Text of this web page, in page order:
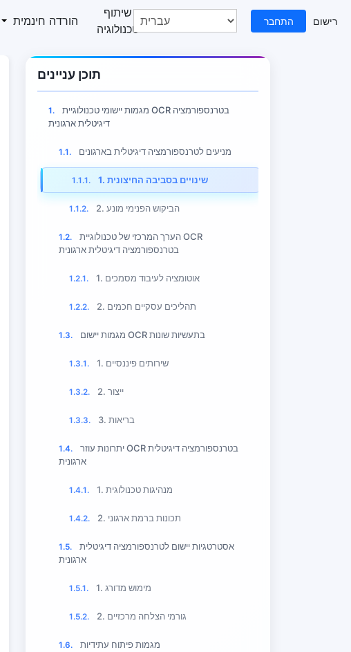
הורדה חינמית
שיתוף
טכנולוגיה
מרכז עזרה התחבר רישום
תוכן עניינים
1.
מגמות יישומי טכנולוגיית OCR בטרנספורמציה
דיגיטלית ארגונית
1.1. מניעים לטרנספורמציה דיגיטלית בארגונים
1.1.1. 1. שינויים בסביבה החיצונית
1.1.2. 2. הביקוש הפנימי מונע
1.2.
הערך המרכזי של טכנולוגיית OCR
בטרנספורמציה דיגיטלית ארגונית
1.2.1. 1. אוטומציה לעיבוד מסמכים
1.2.2. 2. תהליכים עסקיים חכמים
1.3. מגמות יישום OCR בתעשיות שונות
1.3.1. 1. שירותים פיננסיים
1.3.2. 2. ייצור
1.3.3. 3. בריאות
1.4.
יתרונות עוזר OCR בטרנספורמציה דיגיטלית
ארגונית
1.4.1. 1. מנהיגות טכנולוגית
1.4.2. 2. תכונות ברמת ארגוני
1.5.
אסטרטגיות יישום לטרנספורמציה דיגיטלית
ארגונית
1.5.1. 1. מימוש מדורג
1.5.2. 2. גורמי הצלחה מרכזיים
1.6. מגמות פיתוח עתידיות